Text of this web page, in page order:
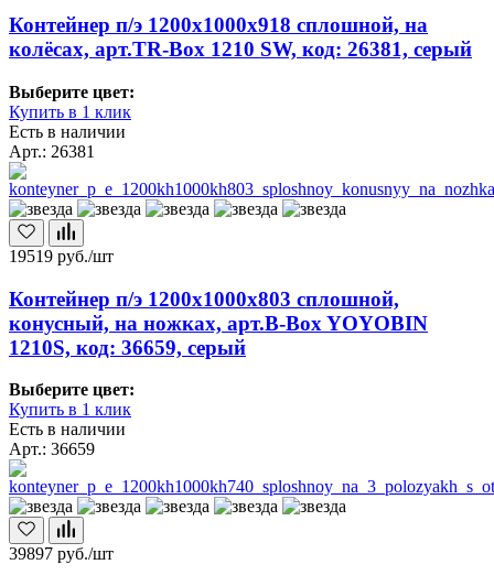
Контейнер п/э 1200х1000х918 сплошной, на
колёсах, арт.TR-Box 1210 SW, код: 26381, серый
Выберите цвет:
Купить в 1 клик
Есть в наличии
Арт.: 26381
19519 руб./шт
Контейнер п/э 1200х1000х803 сплошной,
конусный, на ножках, арт.B-Box YOYOBIN
1210S, код: 36659, серый
Выберите цвет:
Купить в 1 клик
Есть в наличии
Арт.: 36659
39897 руб./шт